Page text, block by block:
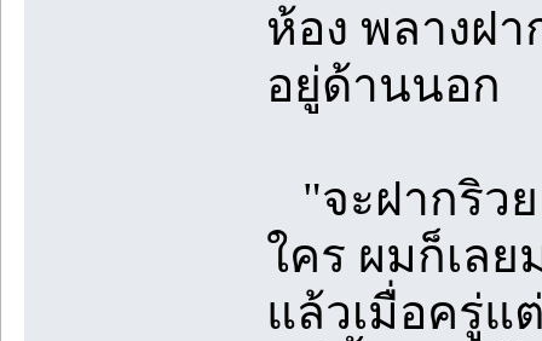
ห้อง พลางฝ
อยู่ด้านนอก
"จะฝากริว
ใคร ผมก็เล
แล้วเมื่อครู่แ